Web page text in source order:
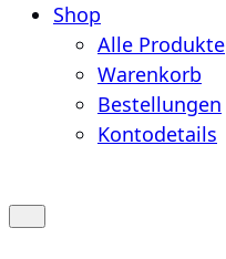
Shop
Alle Produkte
Warenkorb
Bestellungen
Kontodetails
anzeigen
Suche